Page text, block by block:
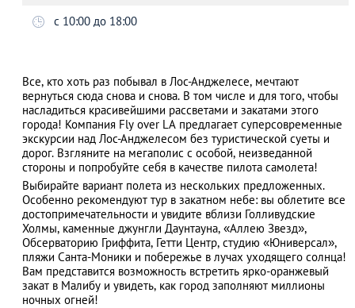
АЗАД
с 10:00 до 18:00
Все, кто хоть раз побывал в Лос-Анджелесе, мечтают
вернуться сюда снова и снова. В том числе и для того, чтобы
насладиться красивейшими рассветами и закатами этого
города! Компания Fly over LA предлагает суперсовременные
экскурсии над Лос-Анджелесом без туристической суеты и
дорог. Взгляните на мегаполис с особой, неизведанной
стороны и попробуйте себя в качестве пилота самолета!
Выбирайте вариант полета из нескольких предложенных.
Особенно рекомендуют тур в закатном небе: вы облетите все
достопримечательности и увидите вблизи Голливудские
Холмы, каменные джунгли Даунтауна, «Аллею Звезд»,
Обсерваторию Гриффита, Гетти Центр, студию «Юниверсал»,
пляжи Санта-Моники и побережье в лучах уходящего солнца!
Вам представится возможность встретить ярко-оранжевый
закат в Малибу и увидеть, как город заполняют миллионы
ночных огней!